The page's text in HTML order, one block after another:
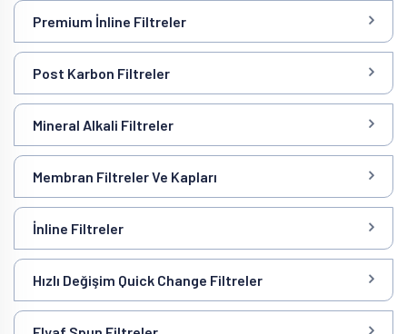
Premium İnline Filtreler
Post Karbon Filtreler
Mineral Alkali Filtreler
Membran Filtreler Ve Kapları
İnline Filtreler
Hızlı Değişim Quick Change Filtreler